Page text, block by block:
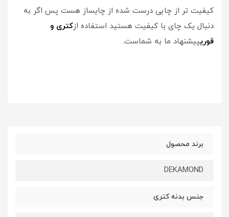
کیفیت تر از چایی درست شده از چایساز هست پس اگر به
دنبال یک چای با کیفیت هستید استفاده ازکتری و
قوریپیشنهاد ما به شماست.
برند محصول
DEKAMOND
جنس بدنه کتری